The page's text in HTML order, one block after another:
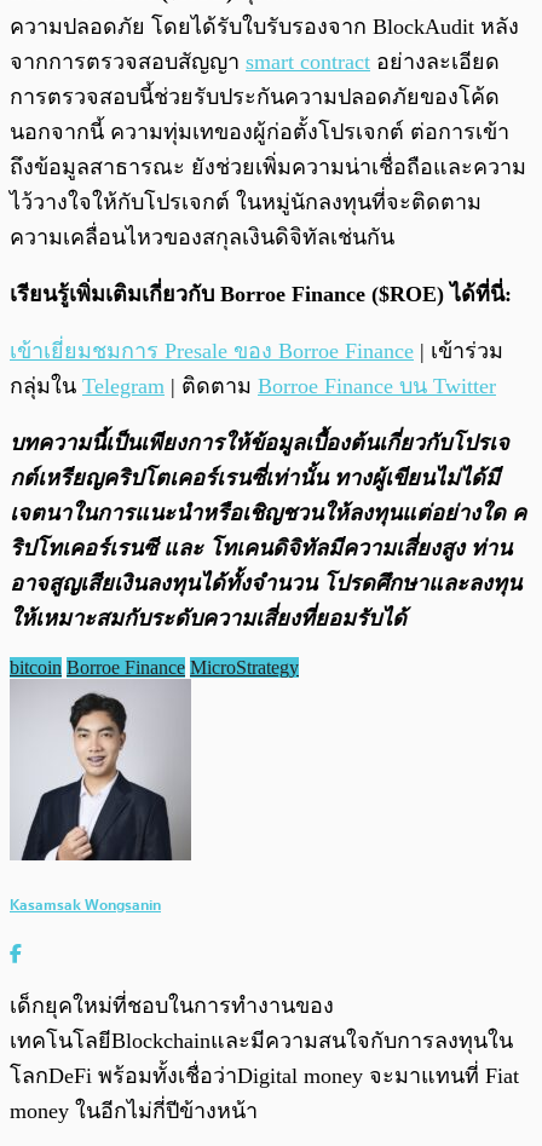
ความปลอดภัย โดยได้รับใบรับรองจาก BlockAudit หลัง
จากการตรวจสอบสัญญา smart contract อย่างละเอียด
การตรวจสอบนี้ช่วยรับประกันความปลอดภัยของโค้ด
นอกจากนี้ ความทุ่มเทของผู้ก่อตั้งโปรเจกต์ ต่อการเข้า
ถึงข้อมูลสาธารณะ ยังช่วยเพิ่มความน่าเชื่อถือและความ
ไว้วางใจให้กับโปรเจกต์ ในหมู่นักลงทุนที่จะติดตาม
ความเคลื่อนไหวของสกุลเงินดิจิทัลเช่นกัน
เรียนรู้เพิ่มเติมเกี่ยวกับ Borroe Finance ($ROE) ได้ที่นี่:
เข้าเยี่ยมชมการ Presale ของ Borroe Finance | เข้าร่วม
กลุ่มใน Telegram | ติดตาม Borroe Finance บน Twitter
บทความนี้เป็นเพียงการให้ข้อมูลเบื้องต้นเกี่ยวกับโปรเจ
กต์เหรียญคริปโตเคอร์เรนซี่เท่านั้น ทางผู้เขียนไม่ได้มี
เจตนาในการแนะนำหรือเชิญชวนให้ลงทุนแต่อย่างใด ค
ริปโทเคอร์เรนซี และ โทเคนดิจิทัลมีความเสี่ยงสูง ท่าน
อาจสูญเสียเงินลงทุนได้ทั้งจํานวน โปรดศึกษาและลงทุน
ให้เหมาะสมกับระดับความเสี่ยงที่ยอมรับได้
bitcoin Borroe Finance MicroStrategy
Kasamsak Wongsanin
เด็กยุคใหม่ที่ชอบในการทำงานของ
เทคโนโลยีBlockchainและมีความสนใจกับการลงทุนใน
โลกDeFi พร้อมทั้งเชื่อว่าDigital money จะมาแทนที่ Fiat
money ในอีกไม่กี่ปีข้างหน้า